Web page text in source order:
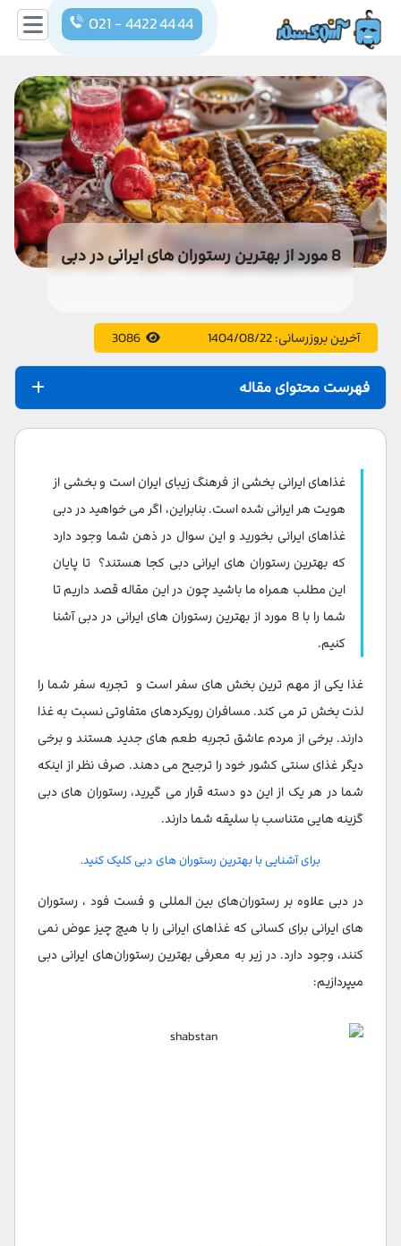
021 - 4422 44 44
8 مورد از بهترین رستوران های ایرانی در دبی
آخرین بروزرسانی:1404/08/22
فهرست محتوای مقاله
رستوران شبستان
رستوران حاتم
رستوران پارس
رستوران ترنج
رستوران فارسی
رستوران انار
غذاهای ایرانی بخشی از فرهنگ زیبای ایران است و بخشی از
هویت هر ایرانی شده است. بنابراین، اگر می خواهید در دبی
غذاهای ایرانی بخورید و این سوال در ذهن شما وجود دارد
که بهترین رستوران های ایرانی دبی کجا هستند؟ تا پایان
این مطلب همراه ما باشید چون در این مقاله قصد داریم تا
شما را با 8 مورد از بهترین رستوران های ایرانی در دبی آشنا
کنیم.
غذا یکی از مهم ترین بخش های سفر است و تجربه سفر شما را
لذت بخش تر می کند. مسافران رویکردهای متفاوتی نسبت به غذا
دارند. برخی از مردم عاشق تجربه طعم های جدید هستند و برخی
دیگر غذای سنتی کشور خود را ترجیح می دهند. صرف نظر از اینکه
شما در هر یک از این دو دسته قرار می گیرید، رستوران های دبی
گزینه هایی متناسب با سلیقه شما دارند.
برای آشنایی با بهترین رستوران های دبی کلیک کنید.
در دبی علاوه بر رستوران‌های بین المللی و فست فود ، رستوران
های ایرانی برای کسانی که غذاهای ایرانی را با هیچ چیز عوض نمی
کنند، وجود دارد. در زیر به معرفی بهترین رستوران‌های ایرانی دبی
میپردازیم: